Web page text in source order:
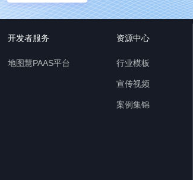
开发者服务
地图慧PAAS平台
资源中心
行业模板
宣传视频
案例集锦